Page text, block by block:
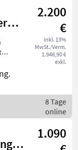
2.200
€
inkl. 13%
MwSt./Verm.
1.946,90 €
exkl.
8 Tage
online
1.090